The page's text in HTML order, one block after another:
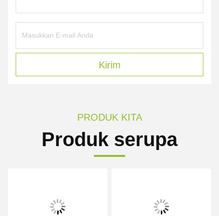
Kirim
PRODUK KITA
Produk serupa